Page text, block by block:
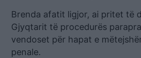
Brenda afatit ligjor, ai pritet të
Gjyqtarit të procedurës
vendoset për hapat e
penale.